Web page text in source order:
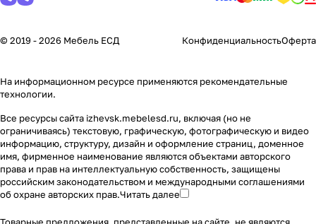
© 2019 - 2026 Мебель ЕСД КонфиденциальностьОферта
На информационном ресурсе применяются рекомендательные
технологии.
Все ресурсы сайта izhevsk.mebelesd.ru, включая (но не
ограничиваясь) текстовую, графическую, фотографическую и видео
информацию, структуру, дизайн и оформление страниц, доменное
имя, фирменное наименование являются объектами авторского
права и прав на интеллектуальную собственность, защищены
российским законодательством и международными соглашениями
об охране авторских прав.Читать далее